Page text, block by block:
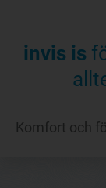
invis is
Komfort och